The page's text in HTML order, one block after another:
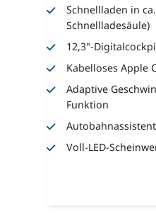
Schnellladen in
Schnellladesäule)
12,3"-
Kabelloses Apple
Adaptive
Funktion
Voll-LED-